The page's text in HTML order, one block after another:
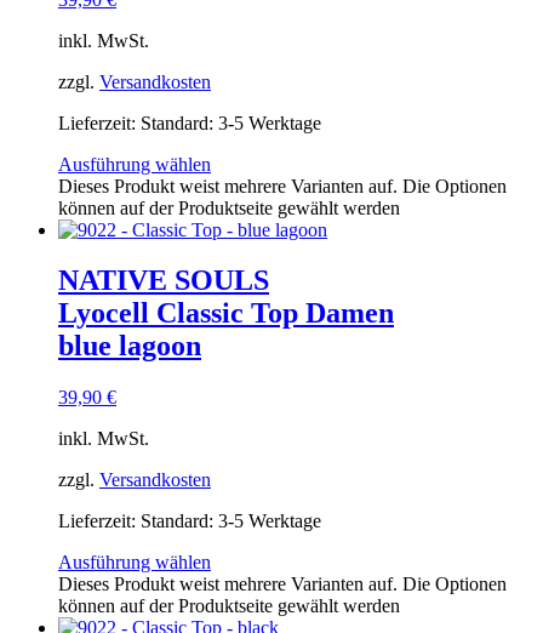
inkl. MwSt.
zzgl. Versandkosten
Lieferzeit: Standard: 3-5 Werktage
Ausführung wählen
Dieses Produkt weist mehrere Varianten auf. Die Optionen
können auf der Produktseite gewählt werden
NATIVE SOULS
Lyocell Classic Top Damen
blue lagoon
39,90 €
inkl. MwSt.
zzgl. Versandkosten
Lieferzeit: Standard: 3-5 Werktage
Ausführung wählen
Dieses Produkt weist mehrere Varianten auf. Die Optionen
können auf der Produktseite gewählt werden